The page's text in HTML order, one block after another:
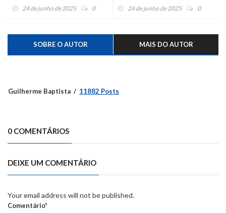
de caroneira
24 de junho de 2025 0
que poderia aumentar
24 de junho de 2025 0
SOBRE O AUTOR MAIS DO AUTOR
Guilherme Baptista 11882 Posts
0 COMENTÁRIOS
DEIXE UM COMENTÁRIO
Your email address will not be published.
Comentário*